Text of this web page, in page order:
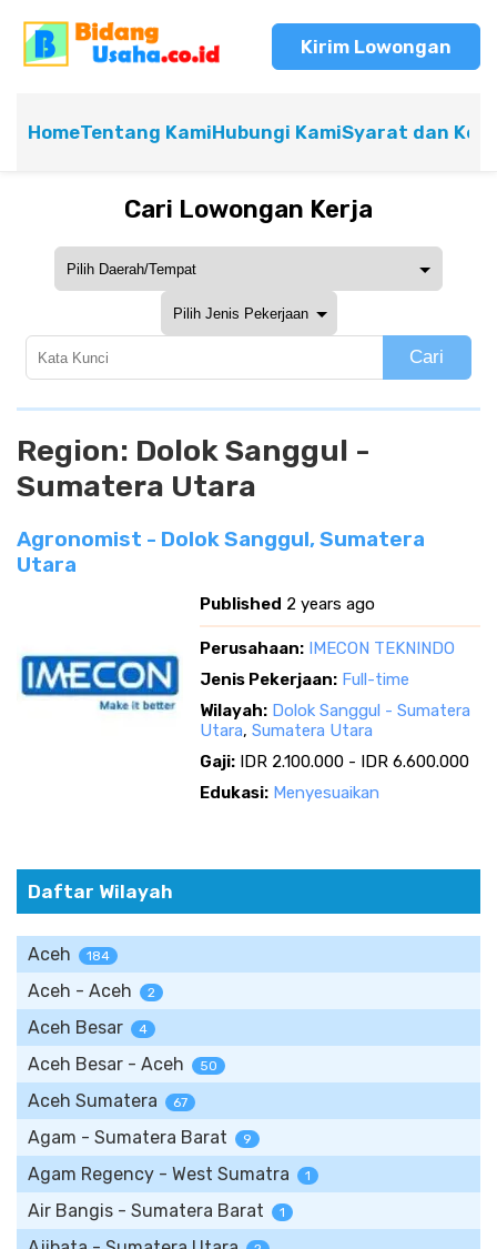
Kirim Lowongan
HomeTentang KamiHubungi KamiSyarat dan
Cari Lowongan Kerja
Cari
Region: Dolok Sanggul -
Sumatera Utara
Agronomist - Dolok Sanggul, Sumatera
Utara
Published 2 years ago
Perusahaan: IMECON TEKNINDO
Jenis Pekerjaan: Full-time
Wilayah: Dolok Sanggul - Sumatera
Utara, Sumatera Utara
Gaji: IDR 2.100.000 - IDR 6.600.000
Edukasi: Menyesuaikan
Daftar Wilayah
Aceh 184
Aceh - Aceh 2
Aceh Besar 4
Aceh Besar - Aceh 50
Aceh Sumatera 67
Agam - Sumatera Barat 9
Agam Regency - West Sumatra 1
Air Bangis - Sumatera Barat 1